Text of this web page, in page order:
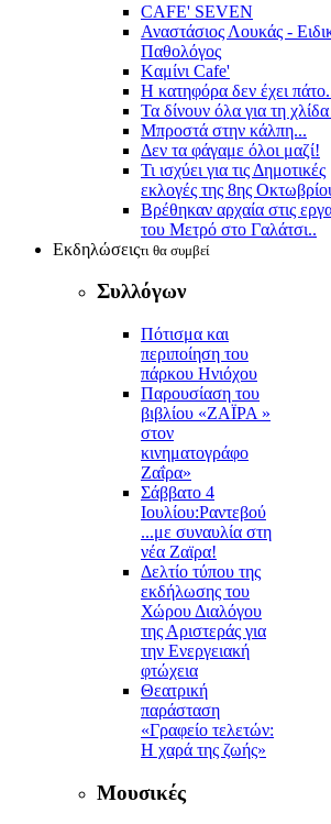
CAFE' SEVEN
Αναστάσιος Λουκάς -
Παθολόγος
Kαμίνι Cafe'
Η κατηφόρα δεν έχει
Τα δίνουν όλα για τη
Μπροστά στην κάλπη...
Δεν τα φάγαμε όλοι μαζί!
Τι ισχύει για τις Δημοτικές
εκλογές της 8ης
Βρέθηκαν αρχαία στις
του Μετρό στο Γαλάτσι..
Εκδηλώσειςτι θα συμβεί
Συλλόγων
Πότισμα και
περιποίηση του
πάρκου Ηνιόχου
Παρουσίαση του
βιβλίου «ΖΑΪΡΑ »
στον
κινηματογράφο
Ζαΐρα»
Σάββατο 4
Ιουλίου:Ραντεβού
...με συναυλία στη
νέα Ζαϊρα!
Δελτίο τύπου της
εκδήλωσης του
Χώρου Διαλόγου
της Αριστεράς για
την Ενεργειακή
φτώχεια
Θεατρική
παράσταση
«Γραφείο τελετών:
Η χαρά της ζωής»
Μουσικές